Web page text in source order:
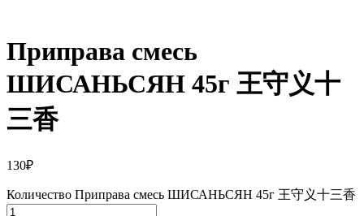
Приправа смесь
ШИСАНЬСЯН 45г 王守义十
三香
130₽
Количество Приправа смесь ШИСАНЬСЯН 45г 王守义十三香